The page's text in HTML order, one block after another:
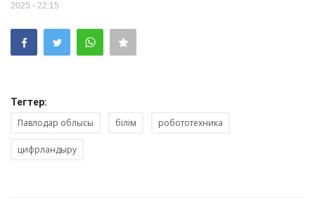
2025 - 22:15
Тегтер:
Павлодар облысы білім робототехника
цифрландыру